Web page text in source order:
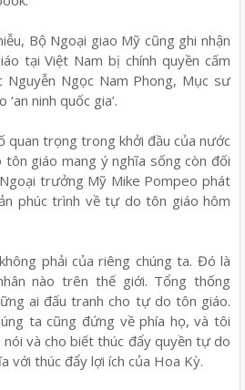
Bộ Ngoại giao Mỹ cũng ghi nhận
tại Việt Nam bị chính quyền cấm
Nguyễn Ngọc Nam Phong, Mục sư
ninh quốc gia’.
quan trọng trong khởi đầu của nước
giáo mang ý nghĩa sống còn đối
trưởng Mỹ Mike Pompeo phát
phúc trình về tự do tôn giáo hôm
phải của riêng chúng ta. Đó là
nào trên thế giới. Tổng thống
ai đấu tranh cho tự do tôn giáo.
ta cũng đứng về phía họ, và tôi
và cho biết thúc đẩy quyền tự do
với thúc đẩy lợi ích của Hoa Kỳ.